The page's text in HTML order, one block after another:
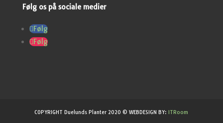
Følg os på sociale medier
Følg
Følg
COPYRIGHT Duelunds Planter 2020 © WEBDESIGN BY: ITRoom